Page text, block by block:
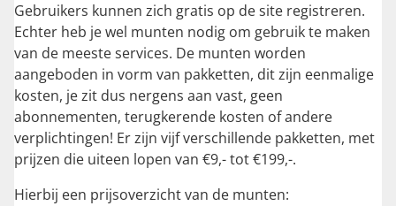
Gebruikers kunnen zich gratis op de site registreren.
Echter heb je wel munten nodig om gebruik te maken
van de meeste services. De munten worden
aangeboden in vorm van pakketten, dit zijn eenmalige
kosten, je zit dus nergens aan vast, geen
abonnementen, terugkerende kosten of andere
verplichtingen! Er zijn vijf verschillende pakketten, met
prijzen die uiteen lopen van €9,- tot €199,-.
Hierbij een prijsoverzicht van de munten: